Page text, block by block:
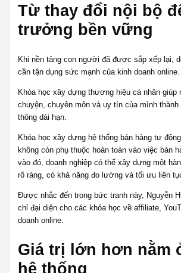
Từ thay đổi nội bộ
trưởng bền vững
Khi nền tảng con người đã được sắp xếp lại,
cần tận dụng sức mạnh của kinh doanh online.
Khóa học xây dựng thương hiệu cá nhân giúp
chuyện, chuyên môn và uy tín của mình thành
thông dài hạn.
Khóa học xây dựng hệ thống bán hàng tự
không còn phụ thuộc hoàn toàn vào việc bán
vào đó, doanh nghiệp có thể xây dựng một
rõ ràng, có khả năng đo lường và tối ưu liên
Được nhắc đến trong bức tranh này, Nguyễn
chỉ đại diện cho các khóa học về affiliate,
doanh online.
Giá trị lớn hơn nằm
hệ thống